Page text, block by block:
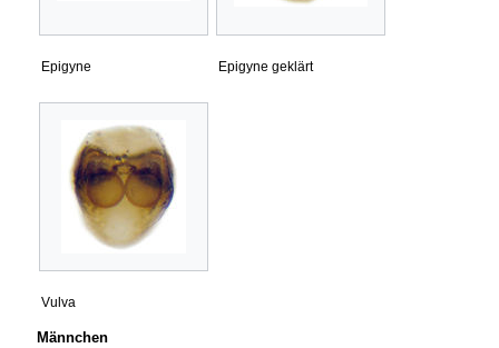
Epigyne Epigyne geklärt
Vulva
Männchen